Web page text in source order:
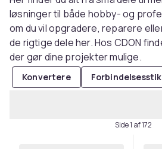
løsninger til både hobby- og
om du vil opgradere, reparere
de rigtige dele her. Hos CDON
der gør dine projekter mulige.
Konvertere Forbindelsesstik
Side 1 af 172